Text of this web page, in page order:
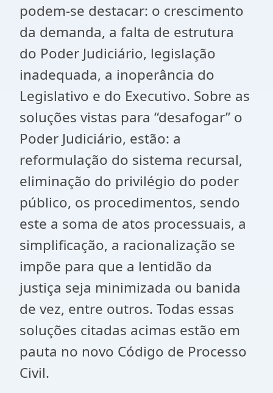
podem-se destacar: o crescimento
da demanda, a falta de estrutura
do Poder Judiciário, legislação
inadequada, a inoperância do
Legislativo e do Executivo. Sobre as
soluções vistas para “desafogar” o
Poder Judiciário, estão: a
reformulação do sistema recursal,
eliminação do privilégio do poder
público, os procedimentos, sendo
este a soma de atos processuais, a
simplificação, a racionalização se
impõe para que a lentidão da
justiça seja minimizada ou banida
de vez, entre outros. Todas essas
soluções citadas acimas estão em
pauta no novo Código de Processo
Civil.